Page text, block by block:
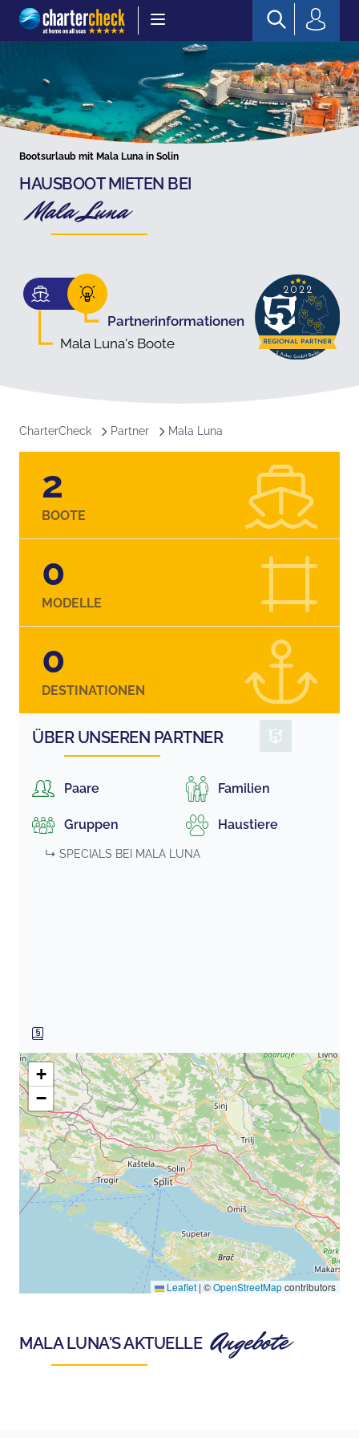
Chartercheck
Bootsurlaub mit Mala Luna in Solin
HAUSBOOT MIETEN BEI
Mala Luna
Partnerinformationen
Mala Luna's Boote
CharterCheck Partner Mala Luna
2
BOOTE
0
MODELLE
0
DESTINATIONEN
ÜBER UNSEREN PARTNER
Paare Familien
Gruppen Haustiere
↳ SPECIALS BEI MALA LUNA
+
−
Leaflet | ©OpenStreetMapcontributors
MALA LUNA'S AKTUELLE Angebote